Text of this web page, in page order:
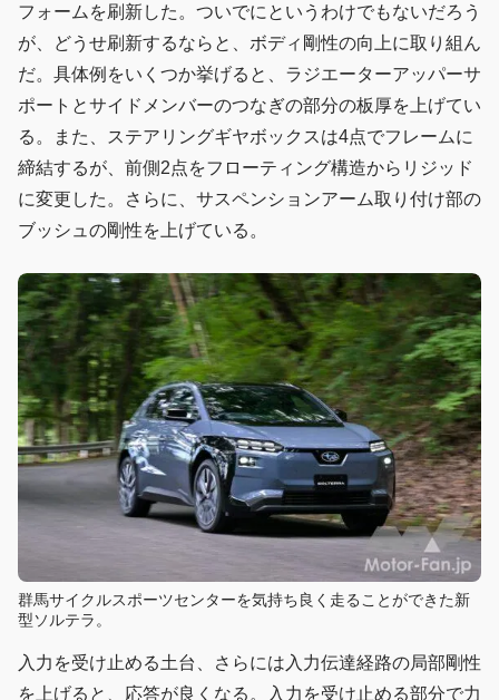
フォームを刷新した。ついでにというわけでもないだろう
が、どうせ刷新するならと、ボディ剛性の向上に取り組ん
だ。具体例をいくつか挙げると、ラジエーターアッパーサ
ポートとサイドメンバーのつなぎの部分の板厚を上げてい
る。また、ステアリングギヤボックスは4点でフレームに
締結するが、前側2点をフローティング構造からリジッド
に変更した。さらに、サスペンションアーム取り付け部の
ブッシュの剛性を上げている。
群馬サイクルスポーツセンターを気持ち良く走ることができた新
型ソルテラ。
入力を受け止める土台、さらには入力伝達経路の局部剛性
を上げると、応答が良くなる。入力を受け止める部分で力